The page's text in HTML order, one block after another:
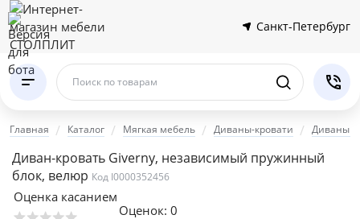
Санкт-Петербург
Поиск по товарам
Главная Каталог Мягкая мебель Диваны-кровати Диваны
Диван-кровать Giverny, независимый пружинный
блок, велюр Код I0000352456
Оценка касанием
Оценок: 0